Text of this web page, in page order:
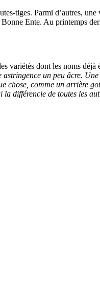
tiges. Parmi d’autres,
Ente. Au printemps
variétés dont les noms
un peu âcre.
comme un arrière
différencie de toutes les